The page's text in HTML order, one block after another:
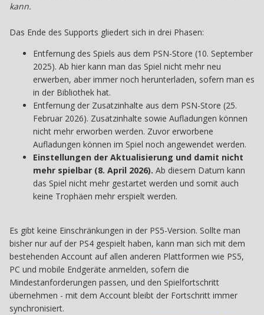
kann.
Das Ende des Supports gliedert sich in drei Phasen:
Entfernung des Spiels aus dem PSN-Store (10. September
2025). Ab hier kann man das Spiel nicht mehr neu
erwerben, aber immer noch herunterladen, sofern man es
in der Bibliothek hat.
Entfernung der Zusatzinhalte aus dem PSN-Store (25.
Februar 2026). Zusatzinhalte sowie Aufladungen können
nicht mehr erworben werden. Zuvor erworbene
Aufladungen können im Spiel noch angewendet werden.
Einstellungen der Aktualisierung und damit nicht
mehr spielbar (8. April 2026). Ab diesem Datum kann
das Spiel nicht mehr gestartet werden und somit auch
keine Trophäen mehr erspielt werden.
Es gibt keine Einschränkungen in der PS5-Version. Sollte man
bisher nur auf der PS4 gespielt haben, kann man sich mit dem
bestehenden Account auf allen anderen Plattformen wie PS5,
PC und mobile Endgeräte anmelden, sofern die
Mindestanforderungen passen, und den Spielfortschritt
übernehmen - mit dem Account bleibt der Fortschritt immer
synchronisiert.